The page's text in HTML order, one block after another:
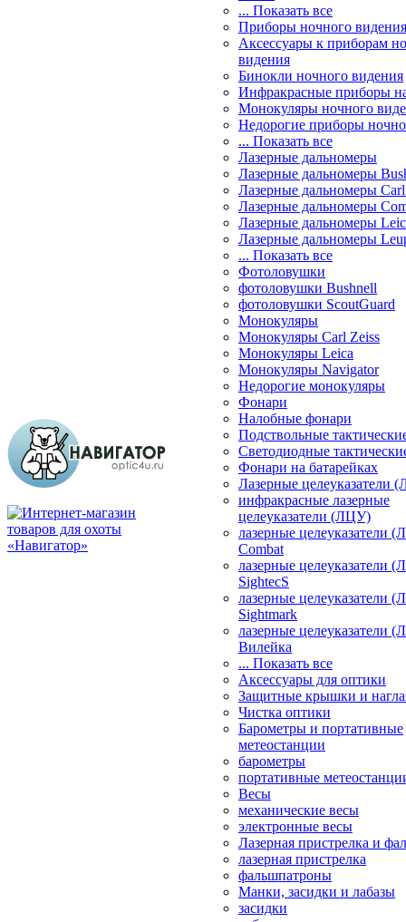
... Показать все
Приборы ночного видения
Аксессуары к приборам
видения
Бинокли ночного видения
Инфракрасные приборы
Монокуляры ночного
Недорогие приборы
... Показать все
Лазерные дальномеры
Лазерные дальномеры
Лазерные дальномеры
Лазерные дальномеры
Лазерные дальномеры
Лазерные дальномеры
... Показать все
Фотоловушки
фотоловушки Bushnell
фотоловушки ScoutGuard
Монокуляры
Монокуляры Carl Zeiss
Монокуляры Leica
Монокуляры Navigator
Недорогие монокуляры
Фонари
Налобные фонари
Подствольные
Светодиодные
Фонари на батарейках
Лазерные целеуказатели
инфракрасные лазерные
целеуказатели (ЛЦУ)
лазерные целеуказатели
Combat
лазерные целеуказатели
SightecS
лазерные целеуказатели
Sightmark
лазерные целеуказатели
Вилейка
... Показать все
Аксессуары для оптики
Защитные крышки и
Чистка оптики
Барометры и портативные
метеостанции
барометры
портативные
Весы
механические весы
электронные весы
Лазерная пристрелка и
лазерная пристрелка
фальшпатроны
Манки, засидки и лабазы
засидки